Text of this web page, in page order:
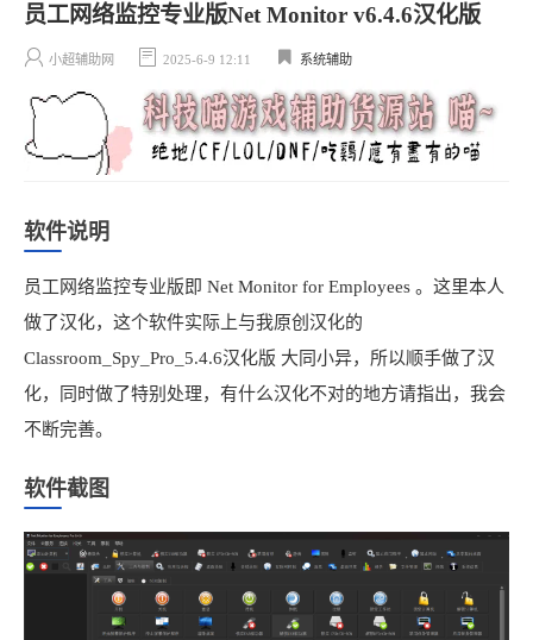
员工网络监控专业版Net Monitor v6.4.6汉化版
小超辅助网 2025-6-9 12:11 系统辅助
软件说明
员工网络监控专业版即 Net Monitor for Employees 。这里本人
做了汉化，这个软件实际上与我原创汉化的
Classroom_Spy_Pro_5.4.6汉化版 大同小异，所以顺手做了汉
化，同时做了特别处理，有什么汉化不对的地方请指出，我会
不断完善。
软件截图